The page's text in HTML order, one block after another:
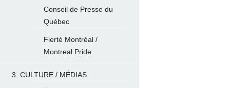
Conseil de Presse du
Québec
Fierté Montréal /
Montreal Pride
3. CULTURE / MÉDIAS